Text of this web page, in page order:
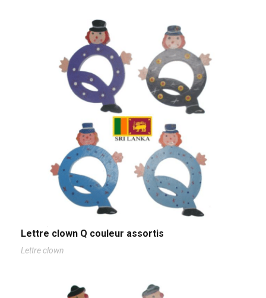
Lettre clown Q couleur assortis
Lettre clown